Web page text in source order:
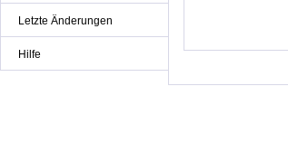
Letzte Änderungen
Hilfe